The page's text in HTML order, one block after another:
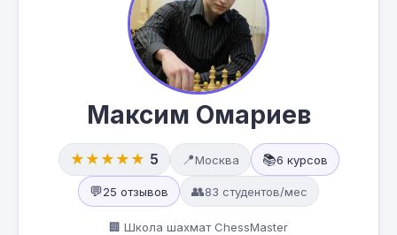
Максим Омариев
★★★★★ 5 📍Москва 📚6 курсов
💬25 отзывов 👥83 студентов/мес
🏢 Школа шахмат ChessMaster